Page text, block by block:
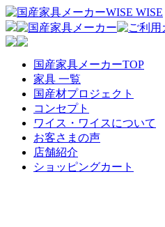
国産家具メーカーTOP
家具 一覧
国産材プロジェクト
コンセプト
ワイス・ワイスについて
お客さまの声
店舗紹介
ショッピングカート